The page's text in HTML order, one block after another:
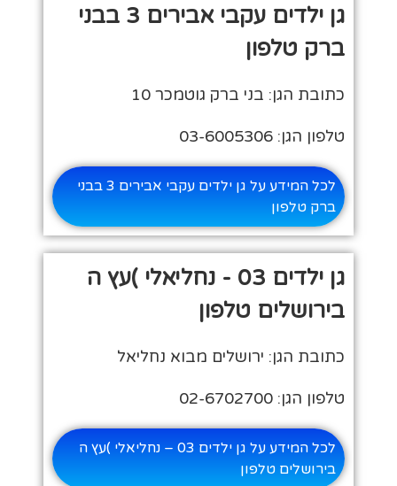
גן ילדים עקבי אבירים 3 בבני
ברק טלפון
כתובת הגן: בני ברק גוטמכר 10
טלפון הגן: 03-6005306
לכל המידע על גן ילדים עקבי אבירים 3 בבני
ברק טלפון
גן ילדים 03 - נחליאלי )עץ ה
בירושלים טלפון
כתובת הגן: ירושלים מבוא נחליאל
טלפון הגן: 02-6702700
לכל המידע על גן ילדים 03 – נחליאלי )עץ ה
בירושלים טלפון